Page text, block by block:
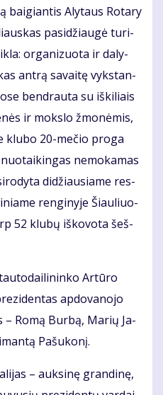
bai­gian­tis Aly­taus Ro­ta­ry
pa­si­džiau­gė tu­ri­
or­ga­ni­zuo­ta ir da­ly­
an­trą sa­vai­tę vyks­tan­
ben­drau­ta su iš­ki­liais
ir moks­lo žmo­nė­mis,
klu­bo 20-me­čio pro­ga
ne­mo­ka­mas
di­džiau­sia­me res­
ren­gi­ny­je Šiau­liuo­
52 klu­bų iš­ko­vo­ta šeš­
Ar­tū­ro
ap­do­va­no­jo
Ro­mą Bur­bą, Ma­rių Ja­
Pa­šu­ko­nį.
– auk­si­nę gran­di­nę,